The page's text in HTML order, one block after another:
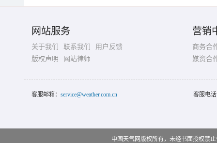
网站服务
关于我们 联系我们
用户反馈
版权声明
网站律师
营销
商务合
媒资合
客服邮箱： service@weather.com.cn 客服电
中国天气网版权所有，未经书面授权